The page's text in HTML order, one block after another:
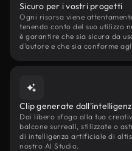
Sicuro per i vostri progetti
Ogni risorsa viene
tenendo conto del suo utilizzo
è garantire che sia sicura da
d'autore e che sia conforme
Clip generate
Dai libero sfogo alla tua
balcone surreali, stilizzate o
di intelligenza artificiale di
nostro AI Studio.